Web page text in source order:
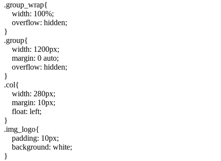
.group_wrap{
width: 100%;
overflow: hidden;
}
.group{
width: 1200px;
margin: 0 auto;
overflow: hidden;
}
.col{
width: 280px;
margin: 10px;
float: left;
}
.img_logo{
padding: 10px;
background: white;
}